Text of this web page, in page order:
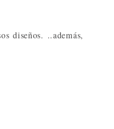
diseños. ..además,